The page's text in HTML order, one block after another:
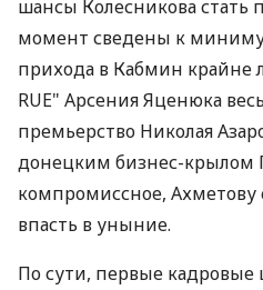
шансы Колесникова
момент сведены к
прихода в Кабмин крайне
RUE" Арсения Яценюка
премьерство Николая
донецким бизнес-крылом
компромиссное,
впасть в уныние.
По сути, первые кадровые